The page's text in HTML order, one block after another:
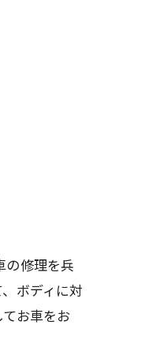
の修理を兵
ボディに対
お車をお